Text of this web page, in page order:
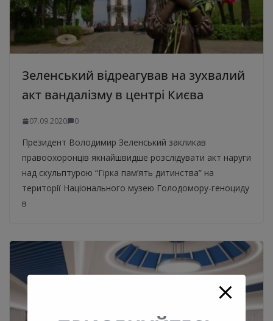
Зеленський відреагував на зухвалий
акт вандалізму в центрі Києва
07.09.2020 0
Президент Володимир Зеленський закликав
правоохоронців якнайшвидше розслідувати акт наруги
над скульптурою “Гірка пам’ять дитинства” на
території Національного музею Голодомору-геноциду
в